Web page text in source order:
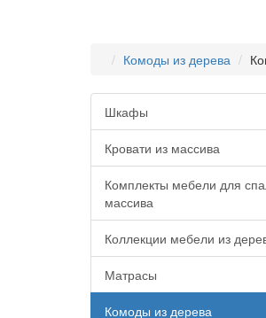
Комоды из дерева
Шкафы
Кровати из массива
Комплекты мебели для
массива
Коллекции мебели из
Матрасы
Комоды из дерева